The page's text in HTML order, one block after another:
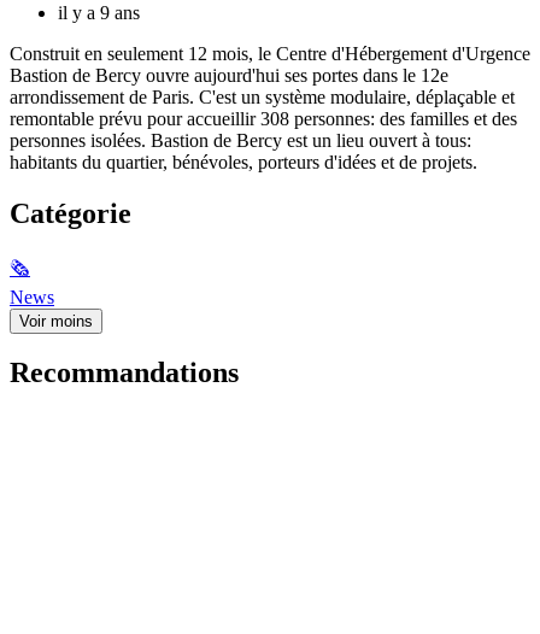
il y a 9 ans
Construit en seulement 12 mois, le Centre d'Hébergement d'Urgence
Bastion de Bercy ouvre aujourd'hui ses portes dans le 12e
arrondissement de Paris. C'est un système modulaire, déplaçable et
remontable prévu pour accueillir 308 personnes: des familles et des
personnes isolées. Bastion de Bercy est un lieu ouvert à tous:
habitants du quartier, bénévoles, porteurs d'idées et de projets.
Catégorie
🗞
News
Voir moins
Recommandations